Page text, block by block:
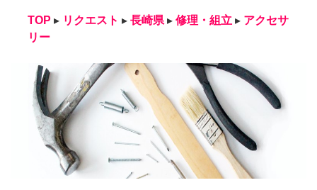
TOP ▸ リクエスト ▸ 長崎県 ▸ 修理・組立 ▸ アクセサ
リー